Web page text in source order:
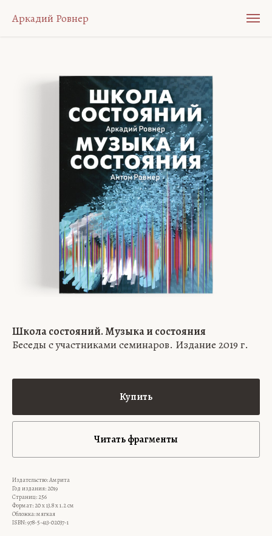
Аркадий Ровнер
Школа состояний. Музыка и состояния
Беседы c участниками семинаров. Издание 2019 г.
Купить
Читать фрагменты
Издательство: Амрита
Год издания: 2019
Страниц: 256
Формат: 20 x 13.8 x 1.2 см
Обложка: мягкая
ISBN: 978-5-413-02037-1